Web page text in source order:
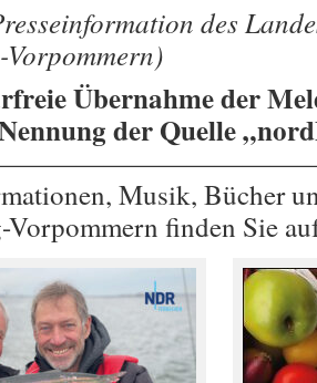
des
Übernahme der
der Quelle
Musik, Bücher
Vorpommern finden Sie